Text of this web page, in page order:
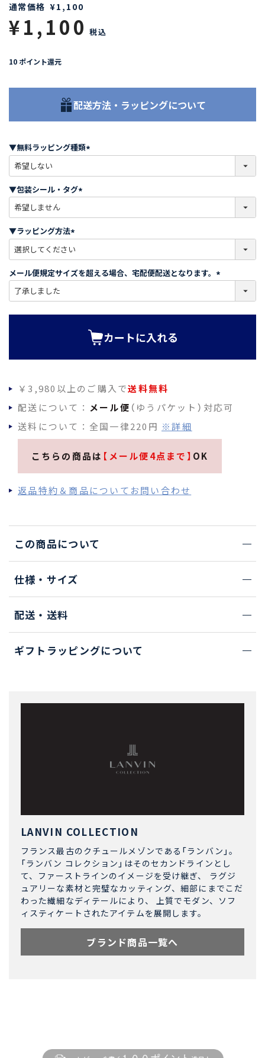
通常価格 ¥1,100
¥1,100 税込
10 ポイント還元
配送方法・ラッピングについて
▼無料ラッピング種類
必
)
▼包装シール・タグ
必
)
▼ラッピング方法
必
須
)
メール便規定サイズを超える場合、宅配便配送となります。
必
カートに入れる
￥3,980以上のご購入で送料無料
配送について： メール便 （ゆうパケット）対応可
送料について：全国一律220円 ※詳細
こちらの商品は 【メール便4点まで】 OK
返品特約＆商品についてお問い合わせ
この商品について
仕様・サイズ
配送・送料
ギフトラッピングについて
LANVIN COLLECTION
フランス最古のクチュールメゾンである「ランバン」。
「ランバン コレクション」はそのセカンドラインとし
て、ファーストラインのイメージを受け継ぎ、 ラグジ
ュアリーな素材と完璧なカッティング、細部にまでこだ
わった繊細なディテールにより、 上質でモダン、ソフ
ィスティケートされたアイテムを展開します。
ブランド商品一覧へ